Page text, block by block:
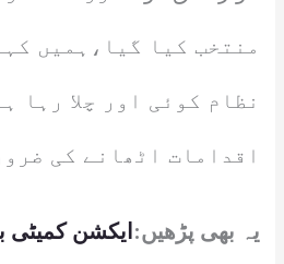
منتخب کیا گیا،ہمیں
نظام کوئی اور چلا رہا
اقدامات اٹھانے کی
یہ بھی پڑھیں: ایکشن کمیٹی